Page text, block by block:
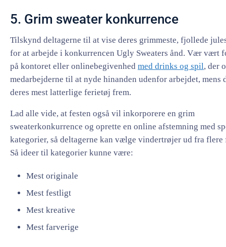
5. Grim sweater konkurrence
Tilskynd deltagerne til at vise deres grimmeste, fjollede
for at arbejde i konkurrencen Ugly Sweaters ånd. Vær vært
på kontoret eller onlinebegivenhed med drinks og spil, der
medarbejderne til at nyde hinanden udenfor arbejdet, mens
deres mest latterlige ferietøj frem.
Lad alle vide, at festen også vil inkorporere en grim
sweaterkonkurrence og oprette en online afstemning med
kategorier, så deltagerne kan vælge vindertrøjer ud fra flere
Så ideer til kategorier kunne være:
Mest originale
Mest festligt
Mest kreative
Mest farverige